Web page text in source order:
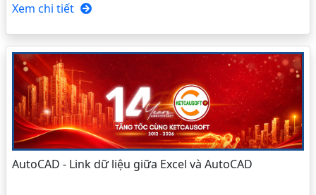
Xem chi tiết
AutoCAD - Link dữ liệu giữa Excel và AutoCAD